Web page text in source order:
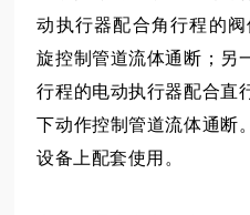
动执行器配合角行程的
旋控制管道流体通断；另
行程的电动执行器配合直
下动作控制管道流体通断
设备上配套使用。